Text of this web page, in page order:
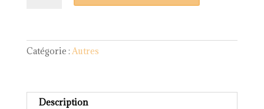
Setacciata
Catégorie : Autres
Description